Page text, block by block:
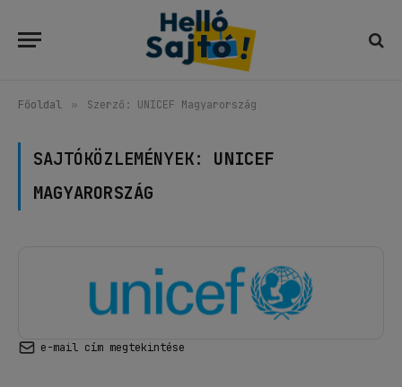
Főoldal » Szerző: UNICEF Magyarország
SAJTÓKÖZLEMÉNYEK: UNICEF
MAGYARORSZÁG
e-mail cím megtekintése